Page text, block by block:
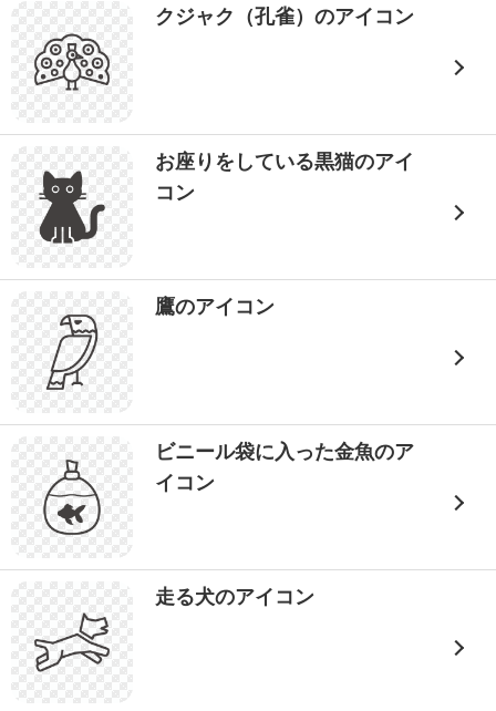
クジャク（孔雀）のアイコン
お座りをしている黒猫のアイ
コン
鷹のアイコン
ビニール袋に入った金魚のア
イコン
走る犬のアイコン